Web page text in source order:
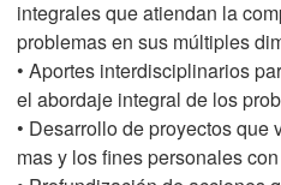
integrales que atiendan la
problemas en sus múltiples
• Aportes interdisciplinarios
el abordaje integral de los
• Desarrollo de proyectos que
mas y los fines personales